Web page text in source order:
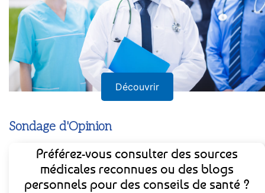
Découvrir
Sondage d'Opinion
Préférez-vous consulter des sources
médicales reconnues ou des blogs
personnels pour des conseils de santé ?